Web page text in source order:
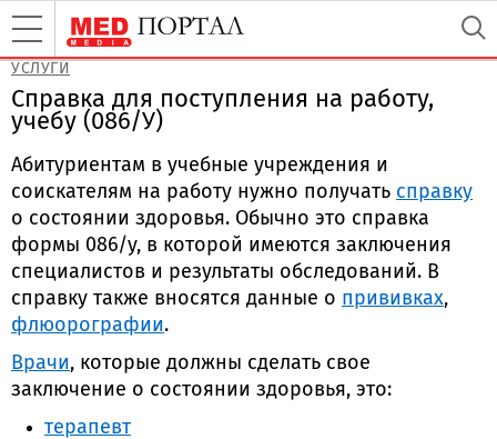
УСЛУГИ
Справка для поступления на работу,
учебу (086/У)
Абитуриентам в учебные учреждения и
соискателям на работу нужно получать справку
о состоянии здоровья. Обычно это справка
формы 086/у, в которой имеются заключения
специалистов и результаты обследований. В
справку также вносятся данные о прививках,
флюорографии.
Врачи, которые должны сделать свое
заключение о состоянии здоровья, это:
терапевт